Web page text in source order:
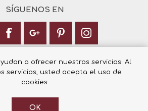
SÍGUENOS EN
Italia 6, 03003 Alicante
+34 965 12 23 55
a ofrecer nuestros servicios. Al
servicios, usted acepta el uso de
cookies.
OK